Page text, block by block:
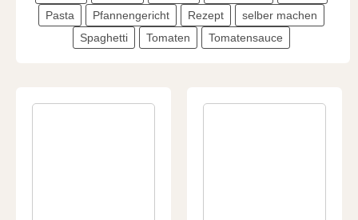
Pasta
Pfannengericht Rezept
selber machen
Spaghetti
Tomaten Tomatensauce